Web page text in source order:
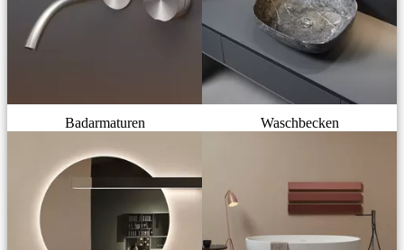
Badarmaturen Waschbecken